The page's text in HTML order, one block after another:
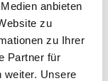
anbieten
zu
zu Ihrer
Partner für
weiter. Unsere